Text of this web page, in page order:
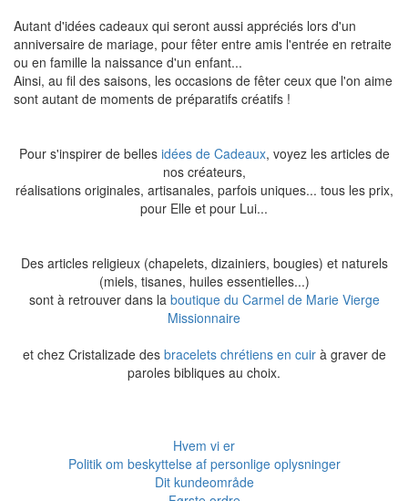
Autant d'idées cadeaux qui seront aussi appréciés lors d'un
anniversaire de mariage, pour fêter entre amis l'entrée en retraite
ou en famille la naissance d'un enfant...
Ainsi, au fil des saisons, les occasions de fêter ceux que l'on aime
sont autant de moments de préparatifs créatifs !
Pour s'inspirer de belles idées de Cadeaux, voyez les articles de
nos créateurs,
réalisations originales, artisanales, parfois uniques... tous les prix,
pour Elle et pour Lui...
Des articles religieux (chapelets, dizainiers, bougies) et naturels
(miels, tisanes, huiles essentielles...)
sont à retrouver dans la boutique du Carmel de Marie Vierge
Missionnaire
et chez Cristalizade des bracelets chrétiens en cuirà graver de
paroles bibliques au choix.
Hvem vi er
Politik om beskyttelse af personlige oplysninger
Dit kundeområde